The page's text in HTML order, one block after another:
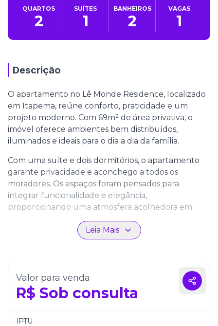
QUARTOS
2
SUÍTES
1
BANHEIROS
2
VAGAS
1
Descrição
O apartamento no Lê Monde Residence, localizado
em Itapema, reúne conforto, praticidade e um
projeto moderno. Com 69m² de área privativa, o
imóvel oferece ambientes bem distribuídos,
iluminados e ideais para o dia a dia da família.
Com uma suíte e dois dormitórios, o apartamento
garante privacidade e aconchego a todos os
moradores. Os espaços foram pensados para
integrar funcionalidade e elegância,
proporcionando uma atmosfera acolhedora em
O imóvel conta com uma vaga de garagem e está
estratégica. Viver no Lê Monde Residence é
desfrutar de qualidade de vida em Itapema, com
conforto e modernidade.
Leia Mais
Valor para venda
R$ Sob consulta
IPTU